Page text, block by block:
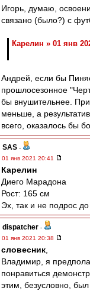
Игорь, думаю,
связано (было?) с
Карелин » 01 янв
Андрей, если бы
прошлосезонное
бы внушительнее.
меньше, а
всего, оказалось бы
SAS -
01 янв 2021 20:41
Карелин
Диего Марадона
Рост: 165 см
Эх, так и не подрос
dispatcher -
01 янв 2021 20:38
словесник
Владимир, я
понравиться
этим, безусловно, был